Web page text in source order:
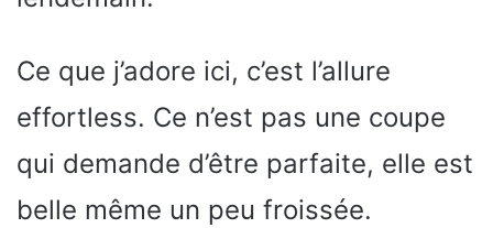
Ce que j’adore ici, c’est l’allure
effortless. Ce n’est pas une coupe
qui demande d’être parfaite, elle est
belle même un peu froissée.